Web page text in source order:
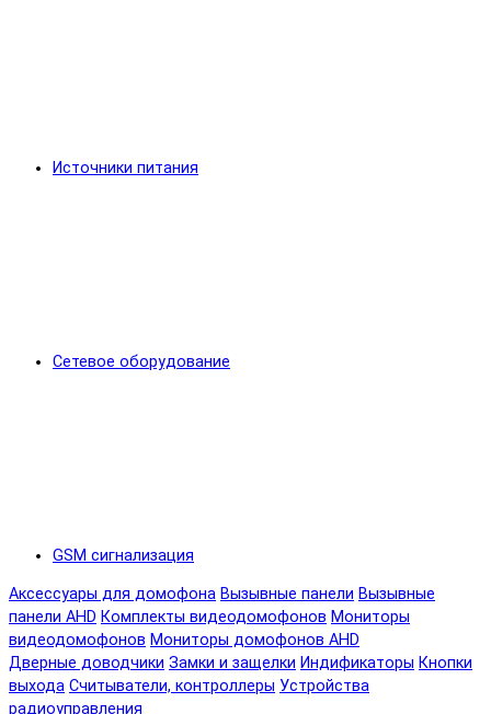
Источники питания
Сетевое оборудование
GSM сигнализация
Аксессуары для домофона Вызывные панели Вызывные
панели AHD Комплекты видеодомофонов Мониторы
видеодомофонов Мониторы домофонов AHD
Дверные доводчики Замки и защелки Индификаторы Кнопки
выхода Считыватели, контроллеры Устройства
радиоуправления